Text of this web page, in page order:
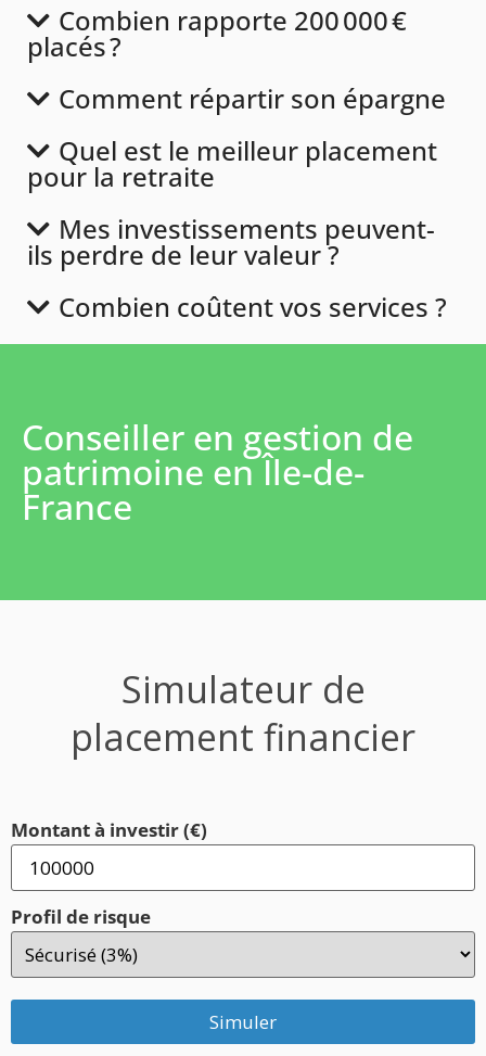
Combien rapporte 200 000 €
placés ?
Comment répartir son épargne
Quel est le meilleur placement
pour la retraite
Mes investissements peuvent-
ils perdre de leur valeur ?
Combien coûtent vos services ?
Conseiller en gestion de
patrimoine en Île-de-
France
Simulateur de
placement financier
Montant à investir (€)
Profil de risque
Simuler